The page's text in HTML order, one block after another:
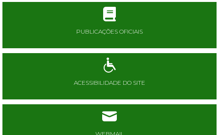
PUBLICAÇÕES OFICIAIS
ACESSIBILIDADE DO SITE